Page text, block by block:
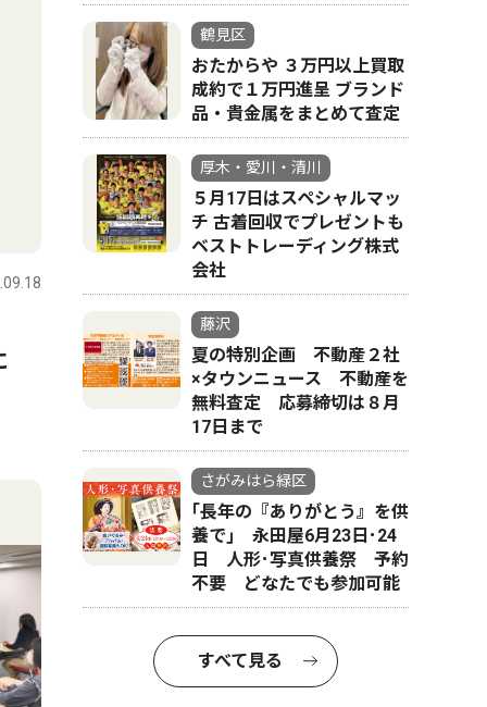
鶴見区
おたからや ３万円以上買取
成約で１万円進呈 ブランド
品・貴金属をまとめて査定
厚木・愛川・清川
５月17日はスペシャルマッ
チ 古着回収でプレゼントも
ベストトレーディング株式
会社
藤沢
夏の特別企画 不動産２社
×タウンニュース 不動産を
無料査定 応募締切は８月
17日まで
さがみはら緑区
｢長年の『ありがとう』を供
養で｣ 永田屋6月23日･24
日 人形･写真供養祭 予約
不要 どなたでも参加可能
すべて見る